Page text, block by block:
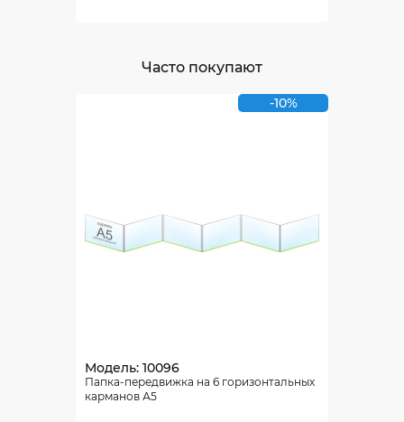
Часто покупают
-10%
Модель: 10096
Папка-передвижка на 6 горизонтальных
карманов А5